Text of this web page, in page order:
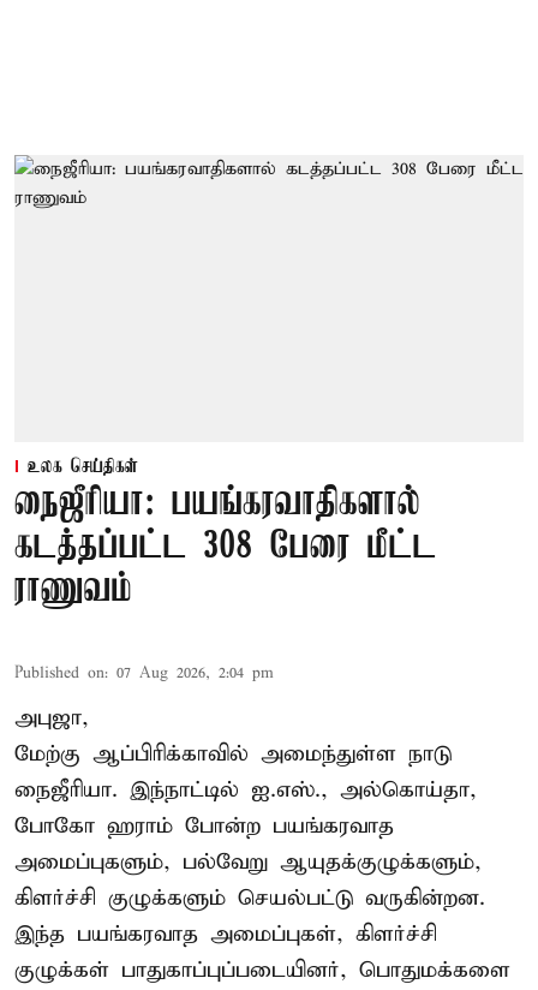
உலக செய்திகள்
நைஜீரியா: பயங்கரவாதிகளால்
கடத்தப்பட்ட 308 பேரை மீட்ட
ராணுவம்
Published on: 07 Aug 2026, 2:04 pm
அபுஜா,
மேற்கு ஆப்பிரிக்காவில் அமைந்துள்ள நாடு
நைஜீரியா. இந்நாட்டில் ஐ.எஸ்., அல்கொய்தா,
போகோ ஹராம் போன்ற பயங்கரவாத
அமைப்புகளும், பல்வேறு ஆயுதக்குழுக்களும்,
கிளர்ச்சி குழுக்களும் செயல்பட்டு வருகின்றன.
இந்த பயங்கரவாத அமைப்புகள், கிளர்ச்சி
குழுக்கள் பாதுகாப்புப்படையினர், பொதுமக்களை